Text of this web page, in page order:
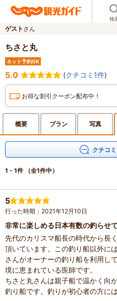
検
ゲスト さん
ちさと丸
ネット予約OK
5.0 (クチコミ1件)
お得な割引クーポン配布中！
概要 プラン 写真
クチコ
1 - 1件 （全1件中）
5
行った時期：2021年12月10日
非常に楽しめる日本有数の釣らせ
先代のカリスマ船長の時代から長
頂いています。この釣り船以外に
さんがオーナーの釣り船を利用し
境に恵まれている医師です。
ちさと丸さんは親子船で温かく向
釣り船です。釣りが初心者の方に